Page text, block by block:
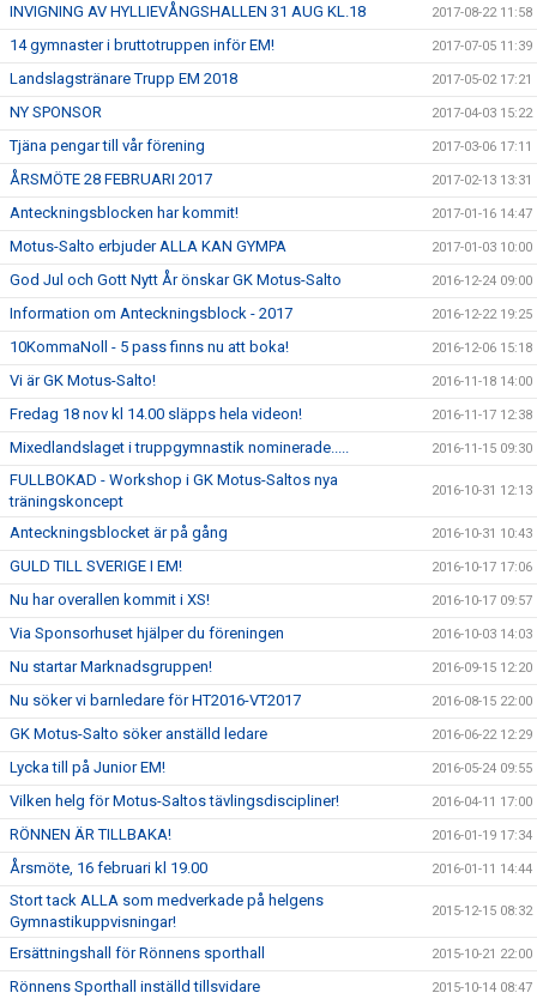
INVIGNING AV HYLLIEVÅNGSHALLEN 31 AUG KL.18 2017-08-22 11:58
14 gymnaster i bruttotruppen inför EM! 2017-07-05 11:39
Landslagstränare Trupp EM 2018 2017-05-02 17:21
NY SPONSOR 2017-04-03 15:22
Tjäna pengar till vår förening 2017-03-06 17:11
ÅRSMÖTE 28 FEBRUARI 2017 2017-02-13 13:31
Anteckningsblocken har kommit! 2017-01-16 14:47
Motus-Salto erbjuder ALLA KAN GYMPA 2017-01-03 10:00
God Jul och Gott Nytt År önskar GK Motus-Salto 2016-12-24 09:00
Information om Anteckningsblock - 2017 2016-12-22 19:25
10KommaNoll - 5 pass finns nu att boka! 2016-12-06 15:18
Vi är GK Motus-Salto! 2016-11-18 14:00
Fredag 18 nov kl 14.00 släpps hela videon! 2016-11-17 12:38
Mixedlandslaget i truppgymnastik nominerade..... 2016-11-15 09:30
FULLBOKAD - Workshop i GK Motus-Saltos nya
träningskoncept
2016-10-31 12:13
Anteckningsblocket är på gång 2016-10-31 10:43
GULD TILL SVERIGE I EM! 2016-10-17 17:06
Nu har overallen kommit i XS! 2016-10-17 09:57
Via Sponsorhuset hjälper du föreningen 2016-10-03 14:03
Nu startar Marknadsgruppen! 2016-09-15 12:20
Nu söker vi barnledare för HT2016-VT2017 2016-08-15 22:00
GK Motus-Salto söker anställd ledare 2016-06-22 12:29
Lycka till på Junior EM! 2016-05-24 09:55
Vilken helg för Motus-Saltos tävlingsdiscipliner! 2016-04-11 17:00
RÖNNEN ÄR TILLBAKA! 2016-01-19 17:34
Årsmöte, 16 februari kl 19.00 2016-01-11 14:44
Stort tack ALLA som medverkade på helgens
Gymnastikuppvisningar!
2015-12-15 08:32
Ersättningshall för Rönnens sporthall 2015-10-21 22:00
Rönnens Sporthall inställd tillsvidare 2015-10-14 08:47